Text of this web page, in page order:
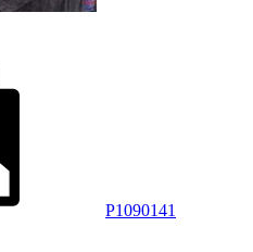
P1090141